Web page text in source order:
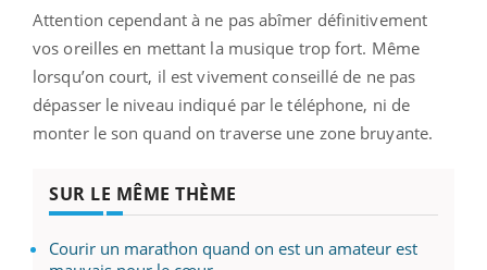
Attention cependant à ne pas abîmer définitivement
vos oreilles en mettant la musique trop fort. Même
lorsqu’on court, il est vivement conseillé de ne pas
dépasser le niveau indiqué par le téléphone, ni de
monter le son quand on traverse une zone bruyante.
SUR LE MÊME THÈME
Courir un marathon quand on est un amateur est